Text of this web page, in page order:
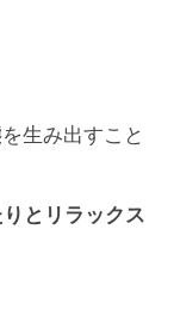
生み出すこと
とリラックス